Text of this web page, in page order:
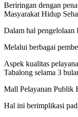
Beriringan dengan
Masyarakat Hidup
Dalam hal
Melalui berbagai
Aspek kualitas
Tabalong selama 3
Mall Pelayanan Publik
Hal ini berimplikasi